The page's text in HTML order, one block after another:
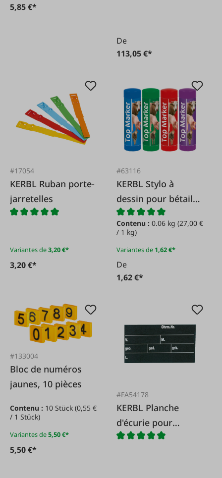
5,85 €*
De
113,05 €*
#17054
KERBL Ruban porte-
jarretelles
Variantes de3,20 €*
3,20 €*
#63116
KERBL Stylo à
dessin pour bétail
TopMarker
Contenu :0.06 kg(27,00 €
/ 1 kg)
Variantes de 1,62 €*
De
1,62 €*
#133004
Bloc de numéros
jaunes, 10 pièces
Contenu : 10 Stück (0,55 €
/ 1 Stück)
Variantes de5,50 €*
5,50 €*
#FA54178
KERBL Planche
d'écurie pour
bovins, 40 x 22 cm